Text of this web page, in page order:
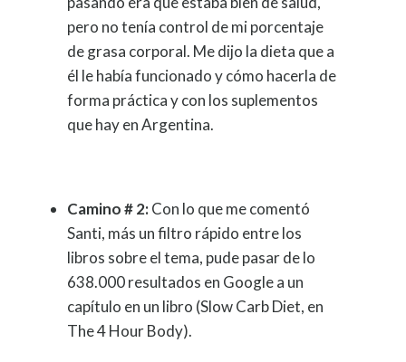
pero no tenía control de mi porcentaje
de grasa corporal. Me dijo la dieta que a
él le había funcionado y cómo hacerla de
forma práctica y con los suplementos
que hay en Argentina.
Camino # 2:Con lo que me comentó
Santi, más un filtro rápido entre los
libros sobre el tema, pude pasar de lo
638.000 resultados en Google a un
capítulo en un libro (Slow Carb Diet, en
The 4 Hour Body).